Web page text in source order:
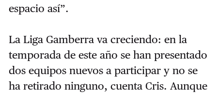
espacio así”.
La Liga Gamberra va creciendo: en la
temporada de este año se han presentado
dos equipos nuevos a participar y no se
ha retirado ninguno, cuenta Cris. Aunque